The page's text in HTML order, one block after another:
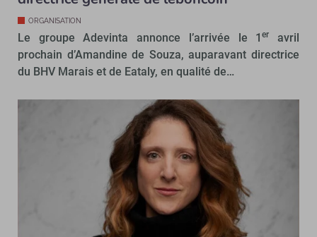
ORGANISATION
Le groupe Adevinta annonce l’arrivée le 1er
avril
prochain d’Amandine de Souza, auparavant directrice
du BHV Marais et de Eataly, en qualité de…